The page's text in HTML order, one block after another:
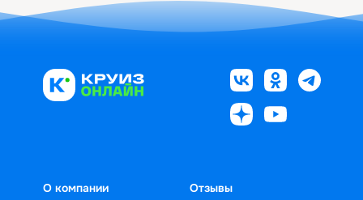
О компании
Отзывы